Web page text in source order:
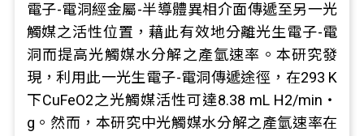
電子-電洞經金屬-半導體異相介面傳遞至另一光
觸媒之活性位置，藉此有效地分離光生電子-電
洞而提高光觸媒水分解之產氫速率。本研究發
現，利用此一光生電子-電洞傳遞途徑，在293 K
下CuFeO2之光觸媒活性可達8.38 mL H2/min‧
g。然而，本研究中光觸媒水分解之產氫速率在